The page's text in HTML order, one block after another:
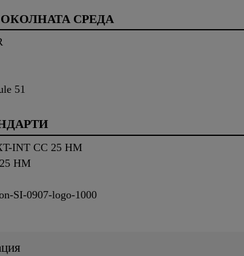
СРЕДА
51
INT CC 25 HM
HM